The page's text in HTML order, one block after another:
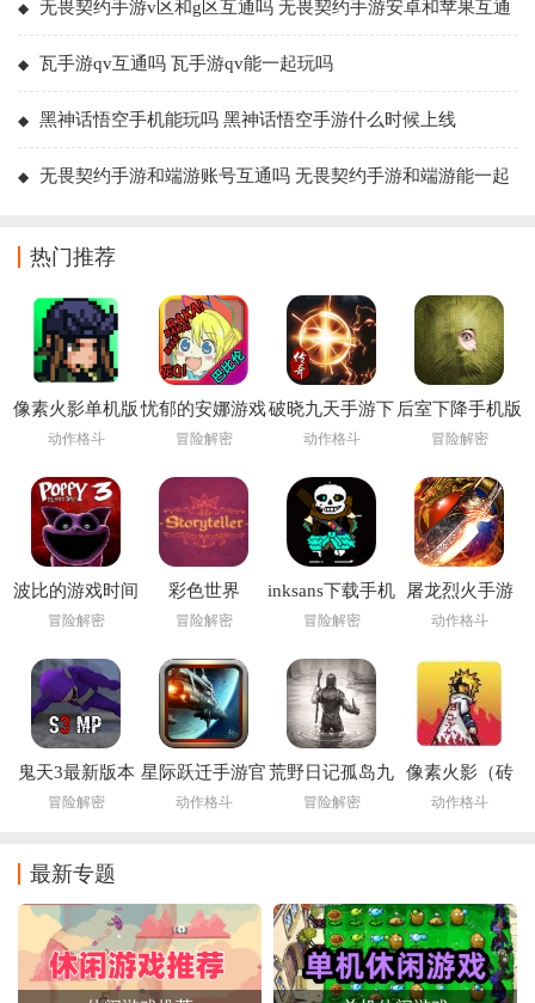
无畏契约手游v区和g区互通吗 无畏契约手游安卓和苹果互通
瓦手游qv互通吗 瓦手游qv能一起玩吗
黑神话悟空手机能玩吗 黑神话悟空手游什么时候上线
无畏契约手游和端游账号互通吗 无畏契约手游和端游能一起
热门推荐
像素火影单机版
下载安装
动作格斗
忧郁的安娜游戏
冒险解密
破晓九天手游下
载
动作格斗
后室下降手机版
下载(Backrooms
冒险解密
波比的游戏时间
第三章手机版
冒险解密
彩色世界
storyteller下载最
冒险解密
inksans下载手机
版(Ink Sans
冒险解密
屠龙烈火手游
动作格斗
鬼天3最新版本
下载
冒险解密
星际跃迁手游官
方版
动作格斗
荒野日记孤岛九
游版
冒险解密
像素火影（砖
乎/定制版本）
动作格斗
最新专题